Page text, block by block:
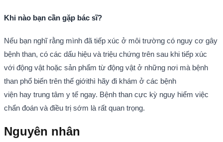
Khi nào bạn cần gặp bác sĩ?
Nếu bạn nghĩ rằng mình đã tiếp xúc ở môi trường có nguy cơ gây
bệnh than, có các dấu hiệu và triệu chứng trên sau khi tiếp xúc
với động vật hoặc sản phẩm từ động vật ở những nơi mà bệnh
than phổ biến trên thế giớithì hãy đi khám ở các bệnh
viện hay trung tâm y tế ngay. Bệnh than cực kỳ nguy hiểm việc
chẩn đoán và điều trị sớm là rất quan trọng.
Nguyên nhân